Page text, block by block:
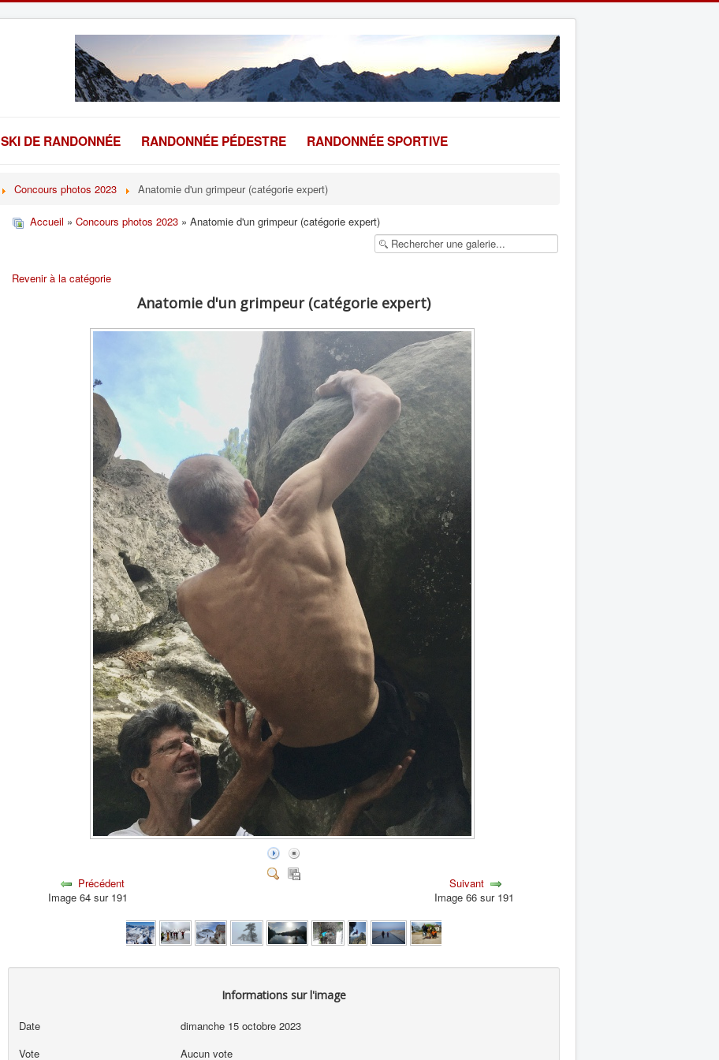
SKI DE RANDONNÉE RANDONNÉE PÉDESTRE RANDONNÉE SPORTIVE
Concours photos 2023 Anatomie d'un grimpeur (catégorie expert)
Accueil » Concours photos 2023 » Anatomie d'un grimpeur (catégorie expert)
Revenir à la catégorie
Anatomie d'un grimpeur (catégorie expert)
Précédent
Image 64 sur 191
Suivant
Image 66 sur 191
Informations sur l'image
Date
dimanche 15 octobre 2023
Vote
Aucun vote